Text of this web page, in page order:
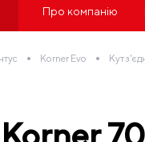
Про компанію
• Korner Evo • Кут